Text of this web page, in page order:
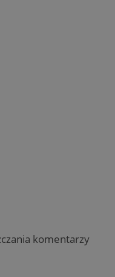
komentarzy